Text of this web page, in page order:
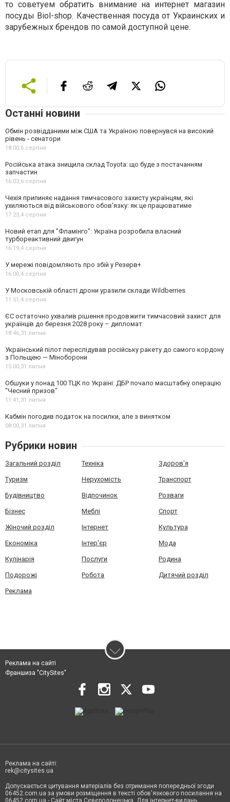
то советуем обратить внимание на интернет магазин
посуды Biol-shop. Качественная посуда от Украинских и
зарубежных брендов по самой доступной цене.
Останні новини
Обмін розвідданими між США та Україною повернувся на високий
рівень - сенатори
18:00,6 серпня
Російська атака знищила склад Toyota: що буде з постачанням
запчастин
16:03,6 серпня
Чехія припиняє надання тимчасового захисту українцям, які
ухиляються від військового обов'язку: як це працюватиме
17:23,4 серпня
Новий етап для "Фламінго": Україна розробила власний
турбореактивний двигун
16:19,4 серпня
У мережі повідомляють про збій у Резерв+
16:00,4 серпня
У Московській області дрони уразили склади Wildberries
11:51,4 серпня
ЄС остаточно ухвалив рішення продовжити тимчасовий захист для
українців до березня 2028 року – дипломат
18:46,31 липня
Український пілот переслідував російську ракету до самого кордону
з Польщею — Міноборони
15:00,31 липня
Обшуки у понад 100 ТЦК по Україні: ДБР почало масштабну операцію
"Чесний призов"
11:41,31 липня
Кабмін погодив податок на посилки, але з винятком
08:00,31 липня
Рубрики новин
Загальний розділ Техніка Здоров'я
Туризм Нерухомість Транспорт
Будівництво Відпочинок Розваги
Бізнес Меблі Спорт
Жіночий розділ Інтернет Культура
Економіка Інтер'єр Мода
Кулінарія Послуги Родина
Подорожі Робота Дитячий розділ
Реклама
Реклама на сайті
Франшиза "CitySites"
Реклама на сайті:
rek@citysites.ua
Допускається цитування матеріалів без отримання попередньої згоди
06452.com.ua за умови розміщення в тексті обов'язкового посилання на
06452.com.ua - Сайт міста Сєвєродонецька. Для інтернет-видань